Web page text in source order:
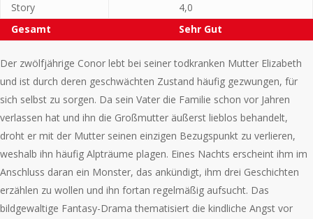
Story
4,0
Gesamt
Sehr Gut
Der zwölfjährige Conor lebt bei seiner todkranken Mutter Elizabeth
und ist durch deren geschwächten Zustand häufig gezwungen, für
sich selbst zu sorgen. Da sein Vater die Familie schon vor Jahren
verlassen hat und ihn die Großmutter äußerst lieblos behandelt,
droht er mit der Mutter seinen einzigen Bezugspunkt zu verlieren,
weshalb ihn häufig Alpträume plagen. Eines Nachts erscheint ihm im
Anschluss daran ein Monster, das ankündigt, ihm drei Geschichten
erzählen zu wollen und ihn fortan regelmäßig aufsucht. Das
bildgewaltige Fantasy-Drama thematisiert die kindliche Angst vor